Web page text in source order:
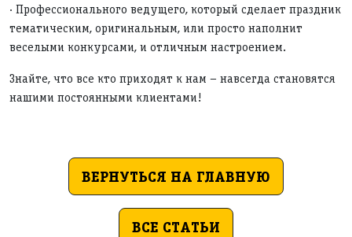
· Профессионального ведущего, который сделает праздник
тематическим, оригинальным, или просто наполнит
веселыми конкурсами, и отличным настроением.
Знайте, что все кто приходят к нам – навсегда становятся
нашими постоянными клиентами!
ВЕРНУТЬСЯ НА ГЛАВНУЮ
ВСЕ СТАТЬИ